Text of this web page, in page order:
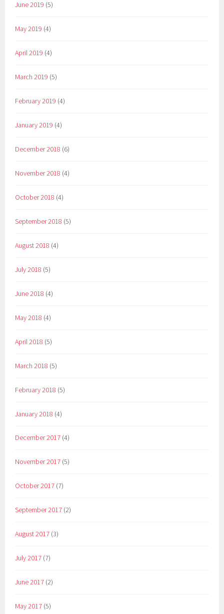
June 2019 (5)
May 2019 (4)
April 2019 (4)
March 2019 (5)
February 2019 (4)
January 2019 (4)
December 2018 (6)
November 2018 (4)
October 2018 (4)
September 2018 (5)
August 2018 (4)
July 2018 (5)
June 2018 (4)
May 2018 (4)
April 2018 (5)
March 2018 (5)
February 2018 (5)
January 2018 (4)
December 2017 (4)
November 2017 (5)
October 2017 (7)
September 2017 (2)
August 2017 (3)
July 2017 (7)
June 2017 (2)
May 2017 (5)